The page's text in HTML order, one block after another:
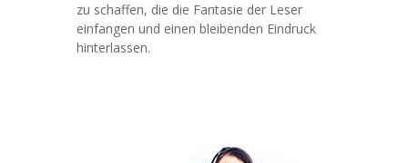
zu schaffen, die die Fantasie der Leser
einfangen und einen bleibenden Eindruck
hinterlassen.